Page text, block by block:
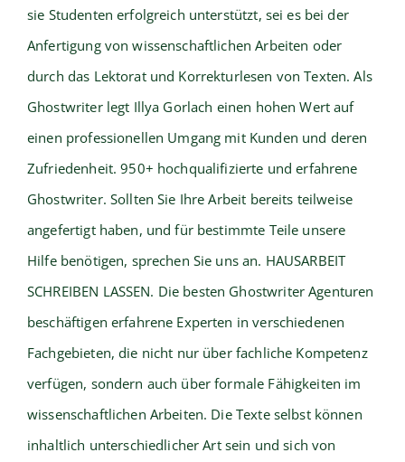
sie Studenten erfolgreich unterstützt, sei es bei der
Anfertigung von wissenschaftlichen Arbeiten oder
durch das Lektorat und Korrekturlesen von Texten. Als
Ghostwriter legt Illya Gorlach einen hohen Wert auf
einen professionellen Umgang mit Kunden und deren
Zufriedenheit. 950+ hochqualifizierte und erfahrene
Ghostwriter. Sollten Sie Ihre Arbeit bereits teilweise
angefertigt haben, und für bestimmte Teile unsere
Hilfe benötigen, sprechen Sie uns an. HAUSARBEIT
SCHREIBEN LASSEN. Die besten Ghostwriter Agenturen
beschäftigen erfahrene Experten in verschiedenen
Fachgebieten, die nicht nur über fachliche Kompetenz
verfügen, sondern auch über formale Fähigkeiten im
wissenschaftlichen Arbeiten. Die Texte selbst können
inhaltlich unterschiedlicher Art sein und sich von